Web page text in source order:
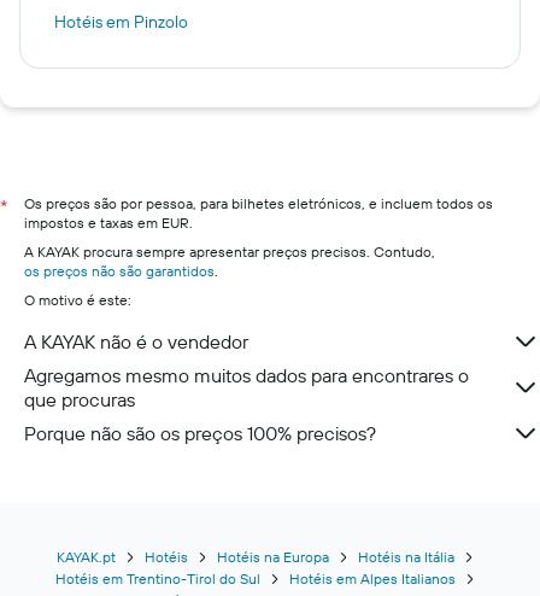
Hotéis em Pinzolo
*
Os preços são por pessoa, para bilhetes eletrónicos, e incluem todos os
impostos e taxas em EUR.
A KAYAK procura sempre apresentar preços precisos. Contudo,
os preços não são garantidos.
O motivo é este:
A KAYAK não é o vendedor
Agregamos mesmo muitos dados para encontrares o
que procuras
Porque não são os preços 100% precisos?
KAYAK.pt Hotéis Hotéis na Europa
Hotéis na Itália
Hotéis em Trentino-Tirol do Sul
Hotéis em Alpes Italianos